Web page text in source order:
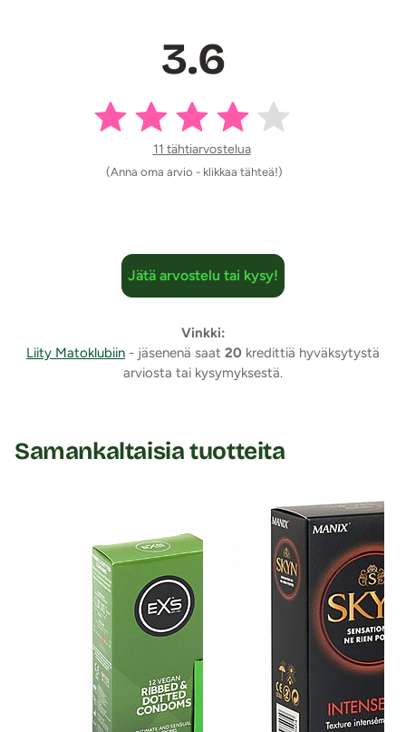
3.6
11 tähtiarvostelua
(Anna oma arvio - klikkaa tähteä!)
Jätä arvostelu tai kysy!
Vinkki:
Liity Matoklubiin - jäsenenä saat 20 kredittiä hyväksytystä
arviosta tai kysymyksestä.
Samankaltaisia tuotteita